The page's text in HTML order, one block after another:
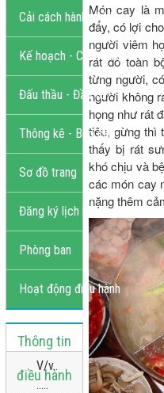
Cải cách hành chính
Kế hoạch - Chiến lược
Đấu thầu - Đầu tư
Thông kê - Báo cáo
Sơ đồ trang
Đăng ký lịch khám
Phòng ban
Hoạt động điều hành
Thông tin
điều hành
V/v..
.....
Món cay là
đẩy, có lợi
người viêm
rát đỏ toàn
từng người,
người không
họng như rát
tiêu, gừng thì
thấy bị rát
khó chịu và
các món cay
nặng thêm